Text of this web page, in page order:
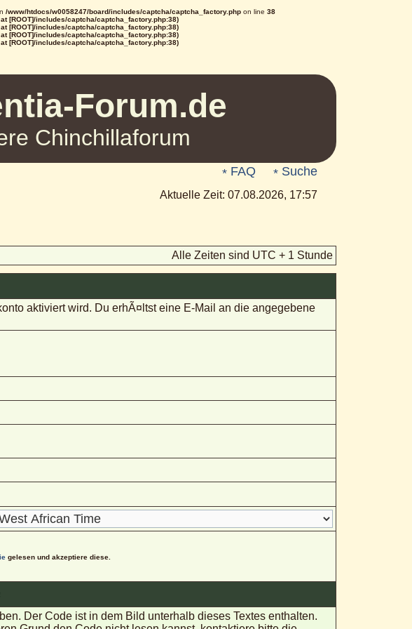
/www/htdocs/w0058247/board/includes/captcha/captcha_factory.php on line 38
[ROOT]/includes/captcha/captcha_factory.php:38)
[ROOT]/includes/captcha/captcha_factory.php:38)
[ROOT]/includes/captcha/captcha_factory.php:38)
[ROOT]/includes/captcha/captcha_factory.php:38)
Forum.de
Chinchillaforum
FAQ Suche
Aktuelle Zeit: 07.08.2026, 17:57
Alle Zeiten sind UTC + 1 Stunde
aktiviert wird. Du erhÃ¤ltst eine E-Mail an die angegebene
gelesen und akzeptiere diese.
Der Code ist in dem Bild unterhalb dieses Textes enthalten.